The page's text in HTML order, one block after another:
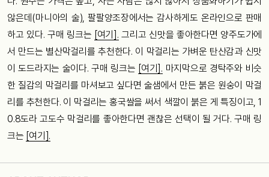
않은데(마니아의 술), 팔팔양조장에서는 감사하게도 온라인으로 판매
하고 있다. 구매 링크는 [여기]. 그리고 신맛을 좋아한다면 양주도가에
서 만드는 별산막걸리를 추천한다. 이 막걸리는 가벼운 탄산감과 신맛
이 도드라지는 술이다. 구매 링크는 [여기]. 마지막으로 경탁주와 비슷
한 질감의 막걸리를 마셔보고 싶다면 술샘에서 만든 붉은 원숭이 막걸
리를 추천한다. 이 막걸리는 홍국쌀을 써서 색깔이 붉은 게 특징이고, 1
0.8도라 고도수 막걸리를 좋아한다면 괜찮은 선택이 될 거다. 구매 링
크는 [여기].